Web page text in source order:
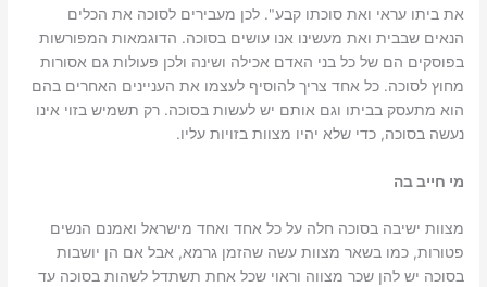
את ביתו עראי ואת סוכתו קבע". לכן מעבירים לסוכה את הכלים
הנאים שבבית ואת מעשינו אנו עושים בסוכה. הדוגמאות המפורשות
בפוסקים הם של כל בני האדם אכילה ושינה ולכן פעולות גם אסורות
מחוץ לסוכה. כל אחד צריך להוסיף לעצמו את העניינים האחרים בהם
הוא מתעסק בביתו וגם אותם יש לעשות בסוכה. רק תשמיש בזוי אינו
נעשה בסוכה, כדי שלא יהיו מצוות בזויות עליו.
מי חייב בה
מצוות ישיבה בסוכה חלה על כל אחד ואחד מישראל ואמנם הנשים
פטורות, כמו בשאר מצוות עשה שהזמן גרמא, אבל אם הן יושבות
בסוכה יש להן שכר מצווה וראוי שכל אחת תשתדל לשהות בסוכה עד